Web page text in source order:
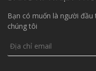
Bạn có muốn là người
chúng tôi